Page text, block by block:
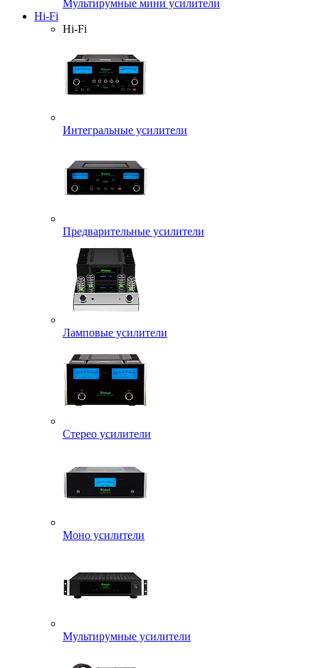
Мультирумные мини усилители
Hi-Fi
Hi-Fi
Интегральные усилители
Предварительные усилители
Ламповые усилители
Стерео усилители
Моно усилители
Мультирумные усилители